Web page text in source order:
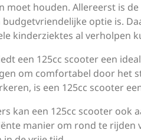
moet houden. Allereerst is
optie is.
kinderziektes al verholpen
een 125cc scooter een
om comfortabel door het
is een 125cc scooter
kan een 125cc scooter ook
manier om rond te